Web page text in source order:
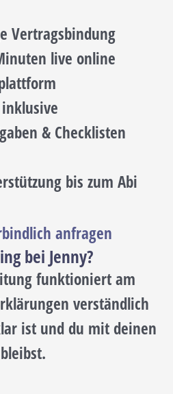
Vertragsbindung
live online
& Checklisten
bis zum Abi
anfragen
bei Jenny?
funktioniert am
verständlich
ist und du mit deinen